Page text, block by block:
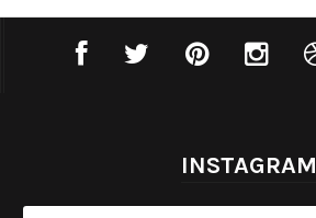
INSTAGRAM